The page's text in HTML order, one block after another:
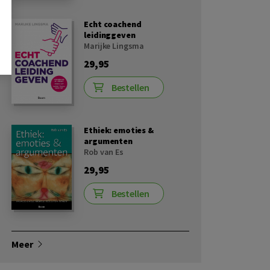
Echt coachend
leidinggeven
Marijke Lingsma
29,95
Bestellen
Ethiek: emoties &
argumenten
Rob van Es
29,95
Bestellen
Meer